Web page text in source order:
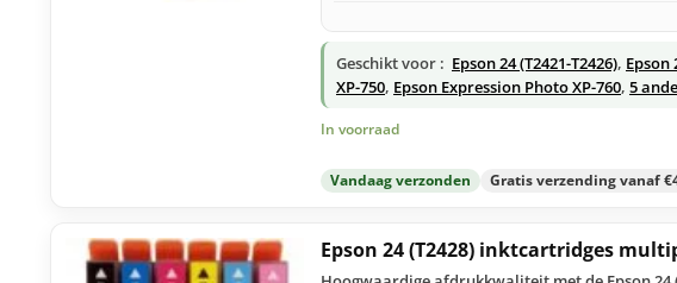
Geschikt voor : Epson 24 (T2421-T2426), Epson
XP-750, Epson Expression Photo XP-760, 5
In voorraad
Vandaag verzonden Gratis verzending vanaf
Epson 24 (T2428) inktcartridges